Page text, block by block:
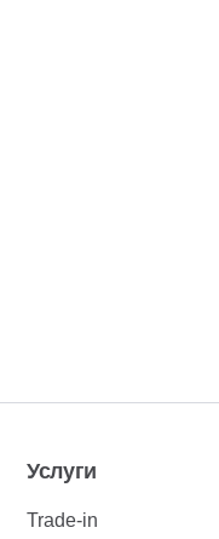
Услуги
Trade-in